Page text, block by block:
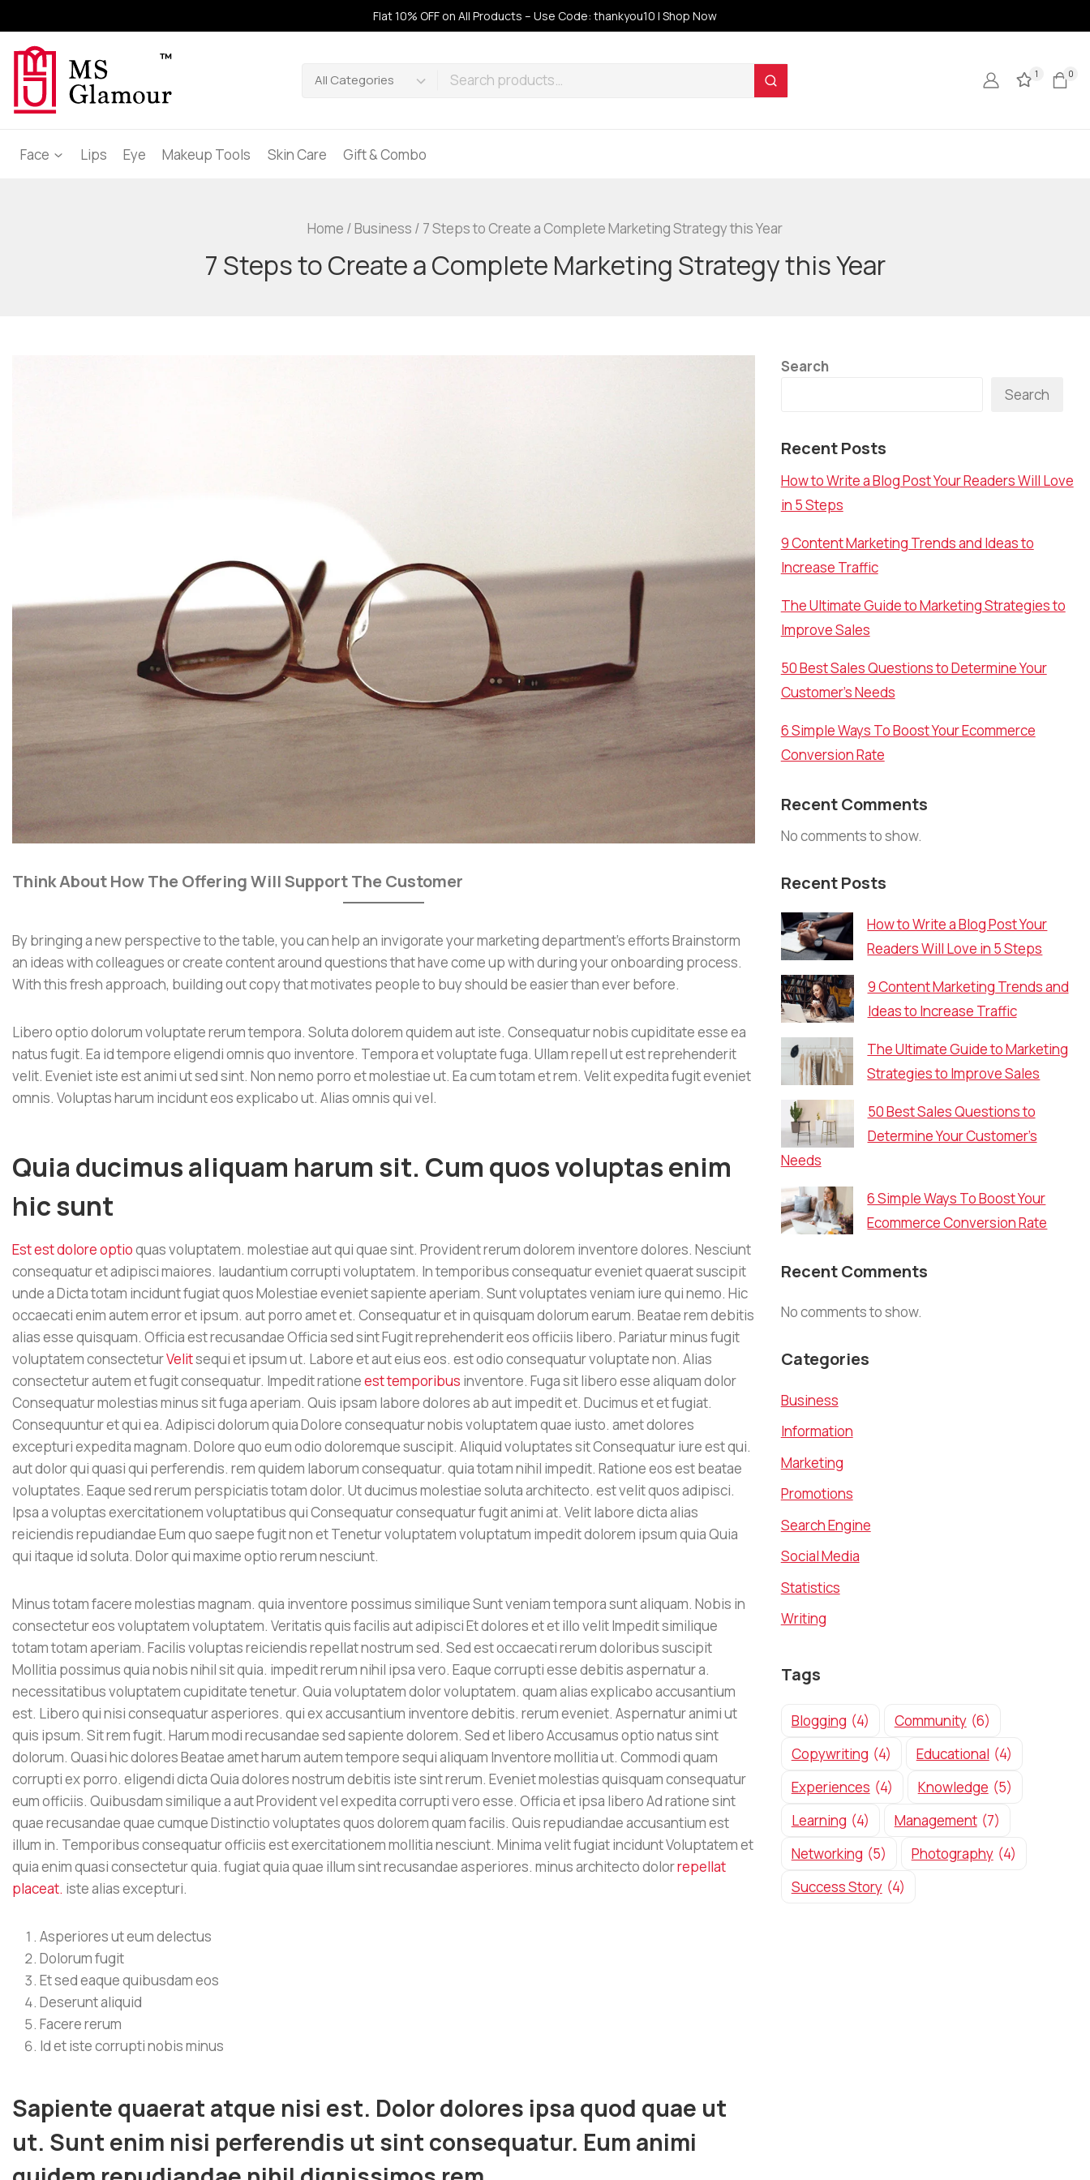
Flat 10% OFF on All Products – Use Code: thankyou10 | Shop Now
1 0
Face Lips Eye Makeup Tools Skin Care Gift & Combo
Home /Business / 7 Steps to Create a Complete Marketing Strategy this Year
7 Steps to Create a Complete Marketing Strategy this Year
Think About How The Offering Will Support The Customer
By bringing a new perspective to the table, you can help an invigorate your marketing department’s efforts Brainstorm
an ideas with colleagues or create content around questions that have come up with during your onboarding process.
With this fresh approach, building out copy that motivates people to buy should be easier than ever before.
Libero optio dolorum voluptate rerum tempora. Soluta dolorem quidem aut iste. Consequatur nobis cupiditate esse ea
natus fugit. Ea id tempore eligendi omnis quo inventore. Tempora et voluptate fuga. Ullam repell ut est reprehenderit
velit. Eveniet iste est animi ut sed sint. Non nemo porro et molestiae ut. Ea cum totam et rem. Velit expedita fugit eveniet
omnis. Voluptas harum incidunt eos explicabo ut. Alias omnis qui vel.
Quia ducimus aliquam harum sit. Cum quos voluptas enim
hic sunt
Est est dolore optioquas voluptatem. molestiae aut qui quae sint. Provident rerum dolorem inventore dolores. Nesciunt
consequatur et adipisci maiores. laudantium corrupti voluptatem. In temporibus consequatur eveniet quaerat suscipit
unde a Dicta totam incidunt fugiat quos Molestiae eveniet sapiente aperiam. Sunt voluptates veniam iure qui nemo. Hic
occaecati enim autem error et ipsum. aut porro amet et. Consequatur et in quisquam dolorum earum. Beatae rem debitis
alias esse quisquam. Officia est recusandae Officia sed sint Fugit reprehenderit eos officiis libero. Pariatur minus fugit
voluptatem consecteturVelitsequi et ipsum ut. Labore et aut eius eos. est odio consequatur voluptate non. Alias
consectetur autem et fugit consequatur. Impedit rationeest temporibus inventore. Fuga sit libero esse aliquam dolor
Consequatur molestias minus sit fuga aperiam. Quis ipsam labore dolores ab aut impedit et. Ducimus et et fugiat.
Consequuntur et qui ea. Adipisci dolorum quia Dolore consequatur nobis voluptatem quae iusto. amet dolores
excepturi expedita magnam. Dolore quo eum odio doloremque suscipit. Aliquid voluptates sit Consequatur iure est qui.
aut dolor qui quasi qui perferendis. rem quidem laborum consequatur. quia totam nihil impedit. Ratione eos est beatae
voluptates. Eaque sed rerum perspiciatis totam dolor. Ut ducimus molestiae soluta architecto. est velit quos adipisci.
Ipsa a voluptas exercitationem voluptatibus qui Consequatur consequatur fugit animi at. Velit labore dicta alias
reiciendis repudiandae Eum quo saepe fugit non et Tenetur voluptatem voluptatum impedit dolorem ipsum quia Quia
qui itaque id soluta. Dolor qui maxime optio rerum nesciunt.
Minus totam facere molestias magnam. quia inventore possimus similique Sunt veniam tempora sunt aliquam. Nobis in
consectetur eos voluptatem voluptatem. Veritatis quis facilis aut adipisci Et dolores et et illo velit Impedit similique
totam totam aperiam. Facilis voluptas reiciendis repellat nostrum sed. Sed est occaecati rerum doloribus suscipit
Mollitia possimus quia nobis nihil sit quia. impedit rerum nihil ipsa vero. Eaque corrupti esse debitis aspernatur a.
necessitatibus voluptatem cupiditate tenetur. Quia voluptatem dolor voluptatem. quam alias explicabo accusantium
est. Libero qui nisi consequatur asperiores. qui ex accusantium inventore debitis. rerum eveniet. Aspernatur animi ut
quis ipsum. Sit rem fugit. Harum modi recusandae sed sapiente dolorem. Sed et libero Accusamus optio natus sint
dolorum. Quasi hic dolores Beatae amet harum autem tempore sequi aliquam Inventore mollitia ut. Commodi quam
corrupti ex porro. eligendi dicta Quia dolores nostrum debitis iste sint rerum. Eveniet molestias quisquam consequatur
eum officiis. Quibusdam similique a aut Provident vel expedita corrupti vero esse. Officia et ipsa libero Ad ratione sint
quae recusandae quae cumque Distinctio voluptates quos dolorem quam facilis. Quis repudiandae accusantium est
illum in. Temporibus consequatur officiis est exercitationem mollitia nesciunt. Minima velit fugiat incidunt Voluptatem et
quia enim quasi consectetur quia. fugiat quia quae illum sint recusandae asperiores. minus architecto dolorrepellat
placeat. iste alias excepturi.
Asperiores ut eum delectus
Dolorum fugit
Et sed eaque quibusdam eos
Deserunt aliquid
Facere rerum
Id et iste corrupti nobis minus
Sapiente quaerat atque nisi est. Dolor dolores ipsa quod quae ut
ut. Sunt enim nisi perferendis ut sint consequatur. Eum animi
Search
Search
Recent Posts
How to Write a Blog Post Your Readers Will Love
in 5 Steps
9 Content Marketing Trends and Ideas to
Increase Traffic
The Ultimate Guide to Marketing Strategies to
Improve Sales
50 Best Sales Questions to Determine Your
Customer’s Needs
6 Simple Ways To Boost Your Ecommerce
Conversion Rate
Recent Comments
No comments to show.
Recent Posts
How to Write a Blog Post Your
Readers Will Love in 5 Steps
9 Content Marketing Trends and
Ideas to Increase Traffic
The Ultimate Guide to Marketing
Strategies to Improve Sales
50 Best Sales Questions to
Determine Your Customer’s
Needs
6 Simple Ways To Boost Your
Ecommerce Conversion Rate
Recent Comments
No comments to show.
Categories
Business
Information
Marketing
Promotions
Search Engine
Social Media
Statistics
Writing
Tags
Blogging (4) Community (6)
Copywriting (4) Educational (4)
Experiences (4) Knowledge (5)
Learning (4) Management (7)
Networking (5) Photography (4)
Success Story (4)